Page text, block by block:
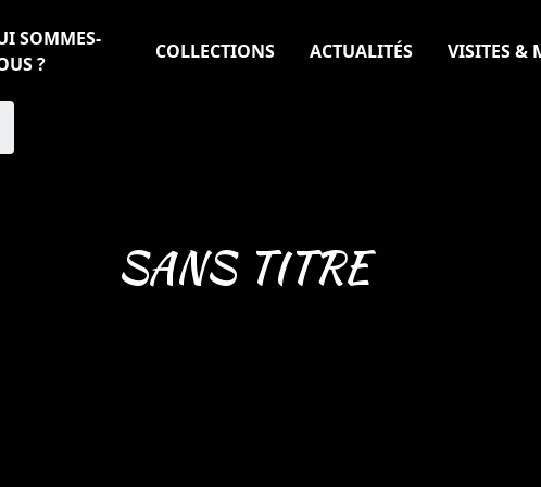
SOMMES-
?
COLLECTIONS ACTUALITÉS VISITES &
SANS TITRE